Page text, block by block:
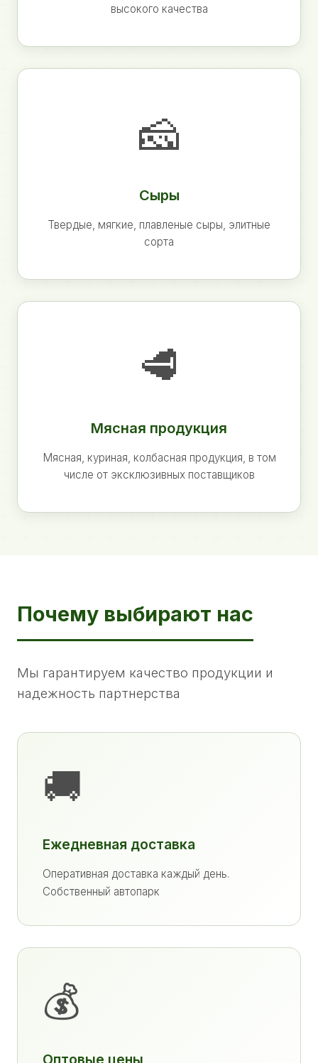
высокого качества
🧀
Сыры
Твердые, мягкие, плавленые сыры, элитные
сорта
🥩
Мясная продукция
Мясная, куриная, колбасная продукция, в том
числе от эксклюзивных поставщиков
Почему выбирают нас
Мы гарантируем качество продукции и
надежность партнерства
🚚
Ежедневная доставка
Оперативная доставка каждый день.
Собственный автопарк
💰
Оптовые цены